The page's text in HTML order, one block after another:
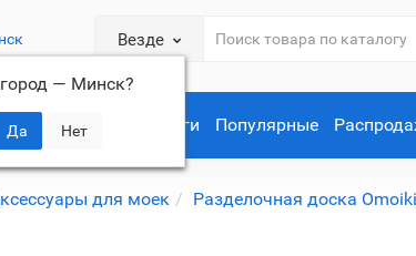
— Минск?
Везде
Услуги Популярные
для моек Разделочная доска